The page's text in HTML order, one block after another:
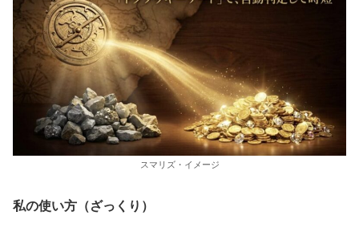
スマリズ・イメージ
私の使い方（ざっくり）